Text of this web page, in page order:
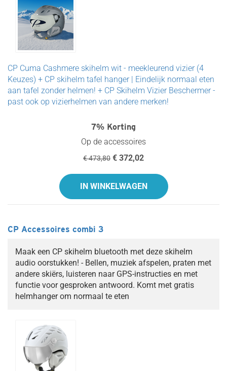
CP Cuma Cashmere skihelm wit - meekleurend vizier (4
Keuzes) + CP skihelm tafel hanger | Eindelijk normaal eten
aan tafel zonder helmen! + CP Skihelm Vizier Beschermer -
past ook op vizierhelmen van andere merken!
7% Korting
Op de accessoires
€ 473,80 € 372,02
IN WINKELWAGEN
CP Accessoires combi 3
Maak een CP skihelm bluetooth met deze skihelm
audio oorstukken! - Bellen, muziek afspelen, praten met
andere skiërs, luisteren naar GPS-instructies en met
functie voor gesproken antwoord. Komt met gratis
helmhanger om normaal te eten